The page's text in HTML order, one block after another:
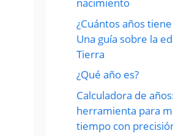
¿Cuántos años
Una guía sobre la
Tierra
¿Qué año es?
Calculadora de
herramienta para
tiempo con